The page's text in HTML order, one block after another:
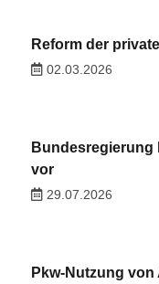
Reform der
02.03.2026
Bundesregierung
vor
29.07.2026
Pkw-Nutzung